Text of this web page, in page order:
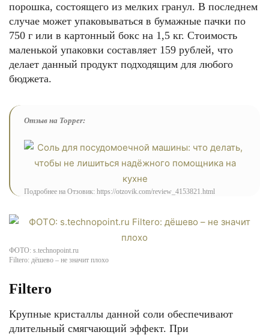
порошка, состоящего из мелких гранул. В последнем
случае может упаковываться в бумажные пачки по
750 г или в картонный бокс на 1,5 кг. Стоимость
маленькой упаковки составляет 159 рублей, что
делает данный продукт подходящим для любого
бюджета.
Отзыв на Topper:
Подробнее на Отзовик: https://otzovik.com/review_4153821.html
ФОТО: s.technopoint.ru
Filtero: дёшево – не значит плохо
Filtero
Крупные кристаллы данной соли обеспечивают
длительный смягчающий эффект. При